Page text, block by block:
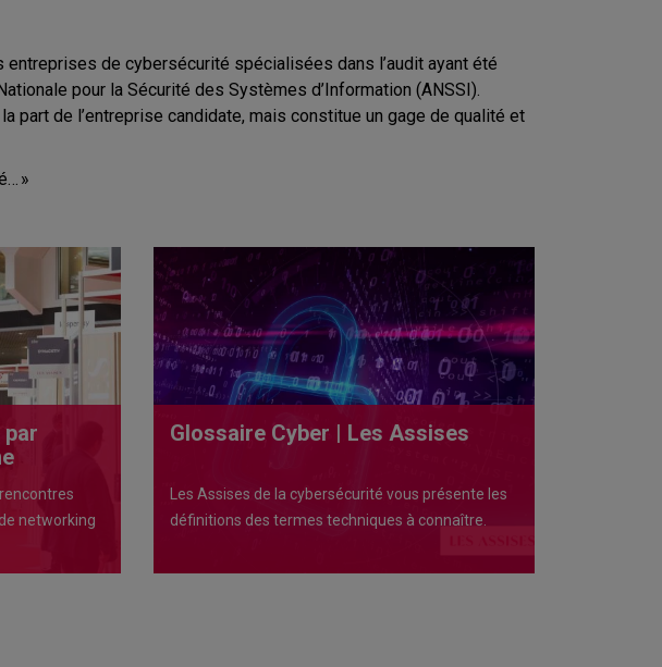
de cybersécurité spécialisées dans l’audit ayant été
pour la Sécurité des Systèmes d’Information (ANSSI).
part de l’entreprise candidate, mais constitue un gage de qualité et
»
par
networking
Glossaire Cyber | Les Assises
Les Assises de la cybersécurité vous présente les
définitions des termes techniques à connaître.